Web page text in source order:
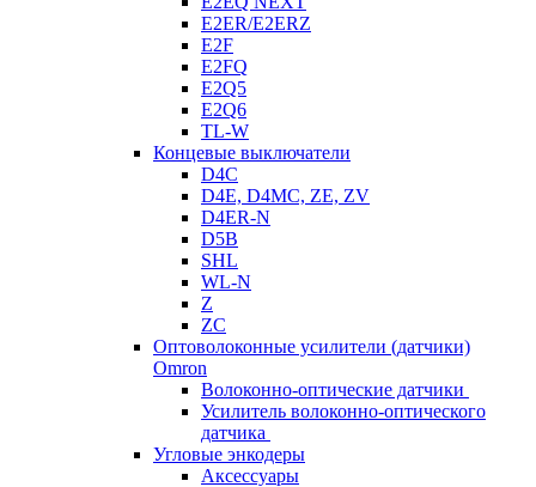
E2ER/E2ERZ
E2F
E2FQ
E2Q5
E2Q6
TL-W
Концевые выключатели
D4C
D4E, D4MC, ZE, ZV
D4ER-N
D5B
SHL
WL-N
Z
ZC
Оптоволоконные усилители (датчики)
Omron
Волоконно-оптические датчики
Усилитель волоконно-оптического
датчика
Угловые энкодеры
Аксессуары